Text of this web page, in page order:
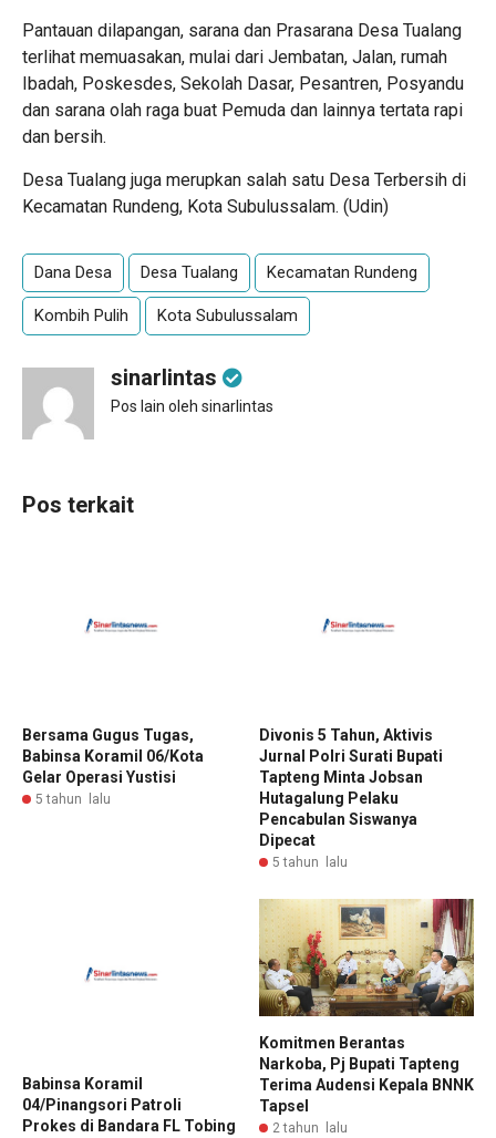
Pantauan dilapangan, sarana dan Prasarana Desa Tualang
terlihat memuasakan, mulai dari Jembatan, Jalan, rumah
Ibadah, Poskesdes, Sekolah Dasar, Pesantren, Posyandu
dan sarana olah raga buat Pemuda dan lainnya tertata rapi
dan bersih.
Desa Tualang juga merupkan salah satu Desa Terbersih di
Kecamatan Rundeng, Kota Subulussalam. (Udin)
Dana Desa Desa Tualang Kecamatan Rundeng
Kombih Pulih Kota Subulussalam
sinarlintas
Pos lain oleh sinarlintas
Pos terkait
Bersama Gugus Tugas,
Babinsa Koramil 06/Kota
Gelar Operasi Yustisi
5 tahun lalu
Divonis 5 Tahun, Aktivis
Jurnal Polri Surati Bupati
Tapteng Minta Jobsan
Hutagalung Pelaku
Pencabulan Siswanya
Dipecat
5 tahun lalu
Babinsa Koramil
04/Pinangsori Patroli
Prokes di Bandara FL Tobing
Komitmen Berantas
Narkoba, Pj Bupati Tapteng
Terima Audensi Kepala BNNK
Tapsel
2 tahun lalu